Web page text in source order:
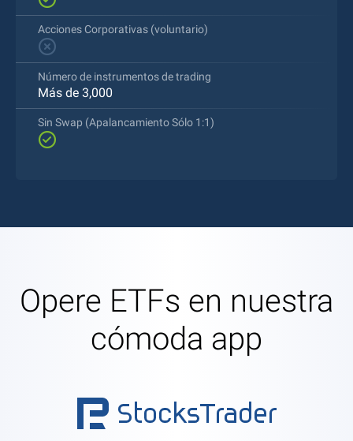
Acciones Corporativas (voluntario)
Número de instrumentos de trading
Más de 3,000
Sin Swap (Apalancamiento Sólo 1:1)
Opere ETFs en nuestra
cómoda app